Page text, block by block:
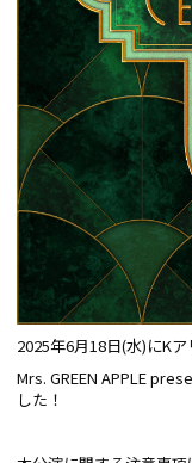
2025年6⽉18⽇(水)にK
Mrs. GREEN APPLE
した！